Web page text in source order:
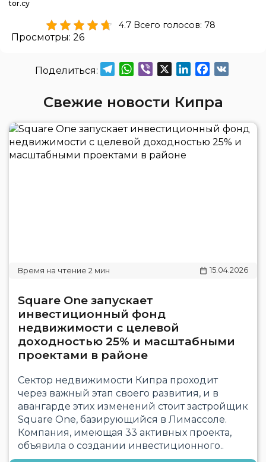
tor.cy
4.7 Всего голосов: 78
Просмотры: 26
TelegramWhatsApp
Viber LinkedInFacebook
Свежие новости Кипра
15.04.2026
Square One запускает
инвестиционный фонд
недвижимости с целевой
доходностью 25% и масштабными
проектами в районе
Сектор недвижимости Кипра проходит
через важный этап своего развития, и в
авангарде этих изменений стоит застройщик
Square One, базирующийся в Лимассоле.
Компания, имеющая 33 активных проекта,
объявила о создании инвестиционного..